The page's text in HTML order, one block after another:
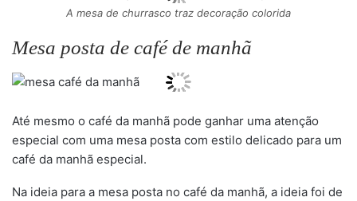
A mesa de churrasco traz decoração colorida
Mesa posta de café de manhã
Até mesmo o café da manhã pode ganhar uma atenção
especial com uma mesa posta com estilo delicado para um
café da manhã especial.
Na ideia para a mesa posta no café da manhã, a ideia foi de